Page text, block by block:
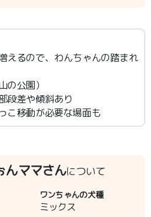
えるので、わんちゃんの踏まれ
の公園）
段差や傾斜あり
こ移動が必要な場面も
んママさんについて
ワンちゃんの犬種
ミックス